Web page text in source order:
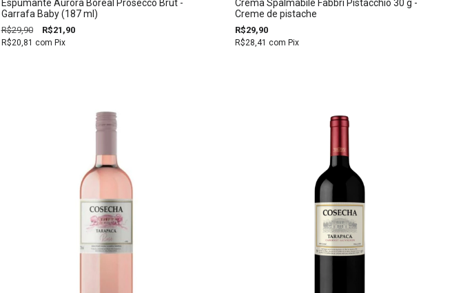
Espumante Aurora Boreal Prosecco Brut -
Garrafa Baby (187 ml)
R$29,90 R$21,90
R$20,81 com Pix
Crema Spalmabile Fabbri Pistacchio 30 g -
Creme de pistache
R$29,90
R$28,41com Pix